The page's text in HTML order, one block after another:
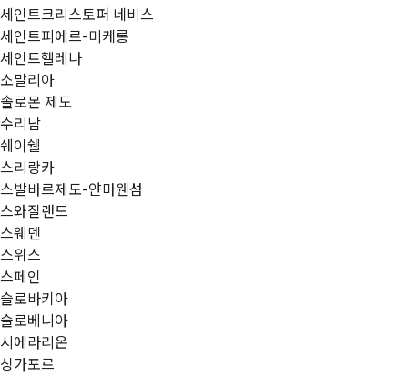
세인트크리스토퍼 네비스
세인트피에르-미케롱
세인트헬레나
소말리아
솔로몬 제도
수리남
쉐이쉘
스리랑카
스발바르제도-얀마웬섬
스와질랜드
스웨덴
스위스
스페인
슬로바키아
슬로베니아
시에라리온
싱가포르